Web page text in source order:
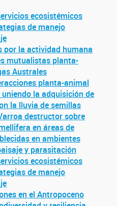
ecosistémicos
de manejo
por la actividad humana
mutualistas planta-
Australes
planta-animal
la adquisición de
la lluvia de semillas
destructor sobre
en áreas de
en ambientes
y parasitación
ecosistémicos
de manejo
en el Antropoceno